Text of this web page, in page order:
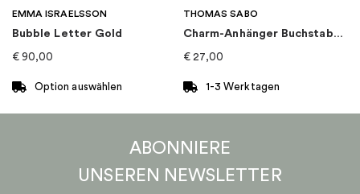
EMMA ISRAELSSON
Bubble Letter Gold
€ 90,00
Option auswählen
THOMAS SABO
Charm-Anhänger Buchstabe K Connect Silber
€ 27,00
1-3 Werktagen
ABONNIERE
UNSEREN NEWSLETTER